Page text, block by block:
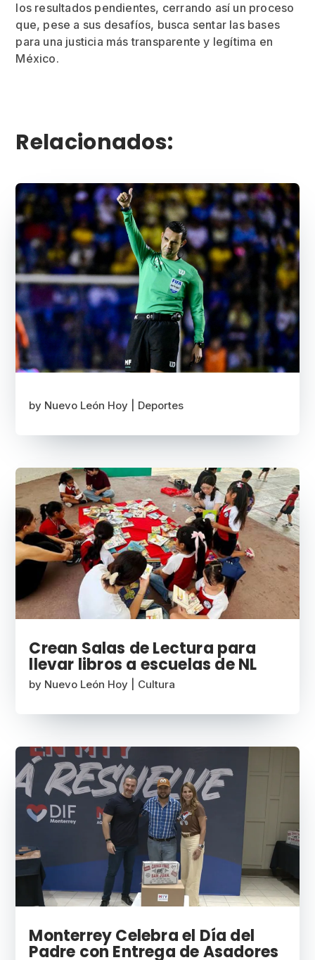
los resultados pendientes, cerrando así un proceso
que, pese a sus desafíos, busca sentar las bases
para una justicia más transparente y legítima en
México.
Relacionados:
by Nuevo León Hoy Deportes
Crean Salas de Lectura para
llevar libros a escuelas de NL
by Nuevo León Hoy Cultura
Monterrey Celebra el Día del
Padre con Entrega de Asadores